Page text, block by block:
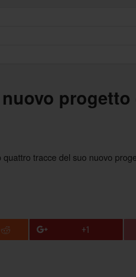
progetto
quattro tracce del suo nuovo
+1